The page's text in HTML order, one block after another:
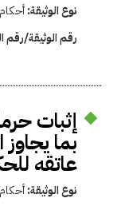
نوع الوثيقة:أحكام
رقم الوثيقة/رقم
إثبات
بما
عاتقه
نوع الوثيقة:أحكام